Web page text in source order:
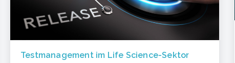
Testmanagement im Life Science-Sektor